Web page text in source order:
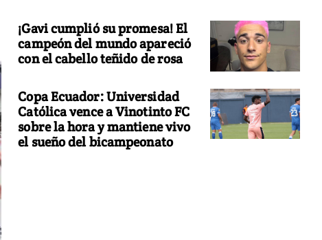
¡Gavi cumplió su promesa! El
campeón del mundo apareció
con el cabello teñido de rosa
Copa Ecuador: Universidad
Católica vence a Vinotinto FC
sobre la hora y mantiene vivo
el sueño del bicampeonato